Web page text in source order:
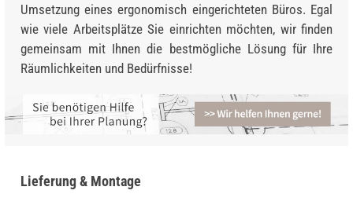
Umsetzung eines ergonomisch eingerichteten Büros. Egal
wie viele Arbeitsplätze Sie einrichten möchten, wir finden
gemeinsam mit Ihnen die bestmögliche Lösung für Ihre
Räumlichkeiten und Bedürfnisse!
Lieferung & Montage